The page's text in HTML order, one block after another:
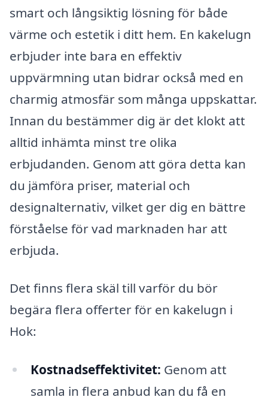
smart och långsiktig lösning för både
värme och estetik i ditt hem. En kakelugn
erbjuder inte bara en effektiv
uppvärmning utan bidrar också med en
charmig atmosfär som många uppskattar.
Innan du bestämmer dig är det klokt att
alltid inhämta minst tre olika
erbjudanden. Genom att göra detta kan
du jämföra priser, material och
designalternativ, vilket ger dig en bättre
förståelse för vad marknaden har att
erbjuda.
Det finns flera skäl till varför du bör
begära flera offerter för en kakelugn i
Hok:
Kostnadseffektivitet: Genom att
samla in flera anbud kan du få en